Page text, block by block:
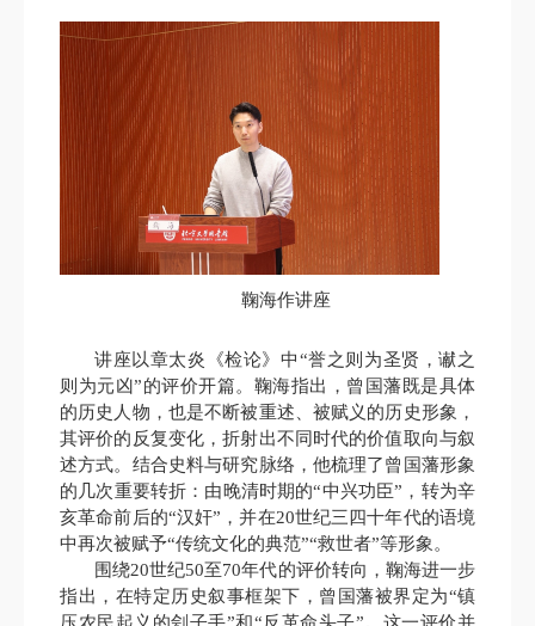
鞠海作讲座
讲座以章太炎《检论》中“誉之则为圣贤，谳之
则为元凶”的评价开篇。鞠海指出，曾国藩既是具体
的历史人物，也是不断被重述、被赋义的历史形象，
其评价的反复变化，折射出不同时代的价值取向与叙
述方式。结合史料与研究脉络，他梳理了曾国藩形象
的几次重要转折：由晚清时期的“中兴功臣”，转为辛
亥革命前后的“汉奸”，并在20世纪三四十年代的语境
中再次被赋予“传统文化的典范”“救世者”等形象。
围绕20世纪50至70年代的评价转向，鞠海进一步
指出，在特定历史叙事框架下，曾国藩被界定为“镇